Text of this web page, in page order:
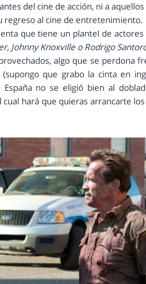
del cine de acción, ni a
regreso al cine de entretenimiento.
que tiene un plantel de
Johnny Knoxville o Rodrigo
algo que se perdona
(supongo que grabo la cinta en
no se eligió bien al
hará que quieras arrancarte